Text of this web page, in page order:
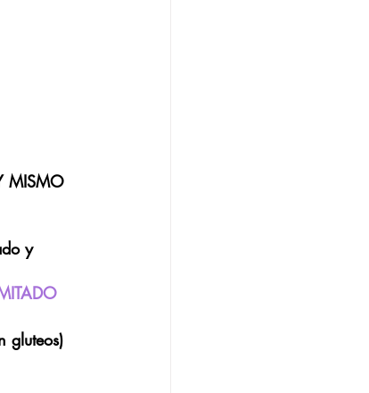
MISMO
y
gluteos)